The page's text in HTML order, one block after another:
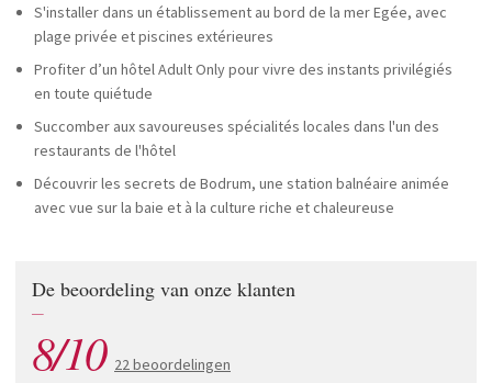
S'installer dans un établissement au bord de la mer Egée, avec
plage privée et piscines extérieures
Profiter d’un hôtel Adult Only pour vivre des instants privilégiés
en toute quiétude
Succomber aux savoureuses spécialités locales dans l'un des
restaurants de l'hôtel
Découvrir les secrets de Bodrum, une station balnéaire animée
avec vue sur la baie et à la culture riche et chaleureuse
De beoordeling van onze klanten
—
8/10 22 beoordelingen